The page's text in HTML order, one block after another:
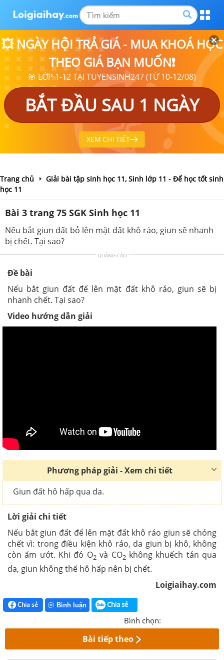
💥 NGÀY HỘI TRẢ GIÁ - MUA KHOÁ HỌC
THEO GIÁ BẠN MUỐN❗
🎯 LỚP 1-12 TẠI TUYENSINH247 (TỪ 10-12/08)
BẮT ĐẦU SAU 1 NGÀY
XEM CHI TIẾT
Trang chủ
Giải bài tập sinh học 11, Sinh lớp 11 - Để học tốt sinh
học 11
Bài 3 trang 75 SGK Sinh học 11
Nếu bắt giun đất bỏ lên mặt đất khô ráo, giun sẽ nhanh
bị chết. Tại sao?
QUẢNG CÁO
Đề bài
Nếu bắt giun đất để lên mặt đất khô ráo, giun sẽ bị
nhanh chết. Tại sao?
Video hướng dẫn giải
Phương pháp giải - Xem chi tiết
Giun đất hô hấp qua da.
Lời giải chi tiết
Nếu bắt giun đất để lên mặt đất khô ráo giun sẽ chóng
chết vì: trong điều kiện khô ráo, da giun bị khô, không
còn ẩm ướt. Khi đó O2và CO2không khuếch tán qua
da, giun không thể hô hấp nên bị chết.
Loigiaihay.com
Chia sẻ Bình luận Chia sẻ
Bình chọn:
Bài tiếp theo